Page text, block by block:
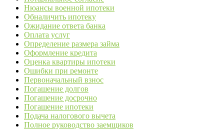
Нюансы военной ипотеки
Обналичить ипотеку
Ожидание ответа банка
Оплата услуг
Определение размера займа
Оформление кредита
Оценка квартиры ипотеки
Ошибки при ремонте
Первоначальный взнос
Погашение долгов
Погашение досрочно
Погашение ипотеки
Подача налогового вычета
Полное руководство заемщиков